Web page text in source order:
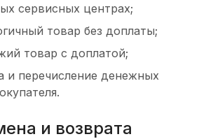
сервисных центрах;
товар без доплаты;
товар с доплатой;
и перечисление денежных
и возврата